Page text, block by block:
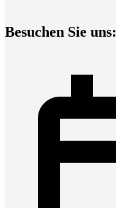
Besuchen Sie uns: